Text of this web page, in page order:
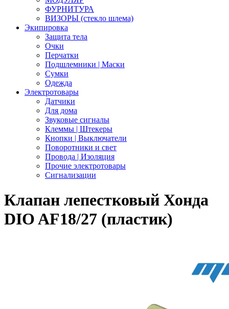
ФУРНИТУРА
ВИЗОРЫ (стекло шлема)
Экипировка
Защита тела
Очки
Перчатки
Подшлемники | Маски
Сумки
Одежда
Электротовары
Датчики
Для дома
Звуковые сигналы
Клеммы | Штекеры
Кнопки | Выключатели
Поворотники и свет
Провода | Изоляция
Прочие электротовары
Сигнализации
Клапан лепестковый Хонда
DIO AF18/27 (пластик)